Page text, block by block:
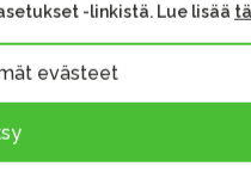
-linkistä. Lue lisää
evästeet